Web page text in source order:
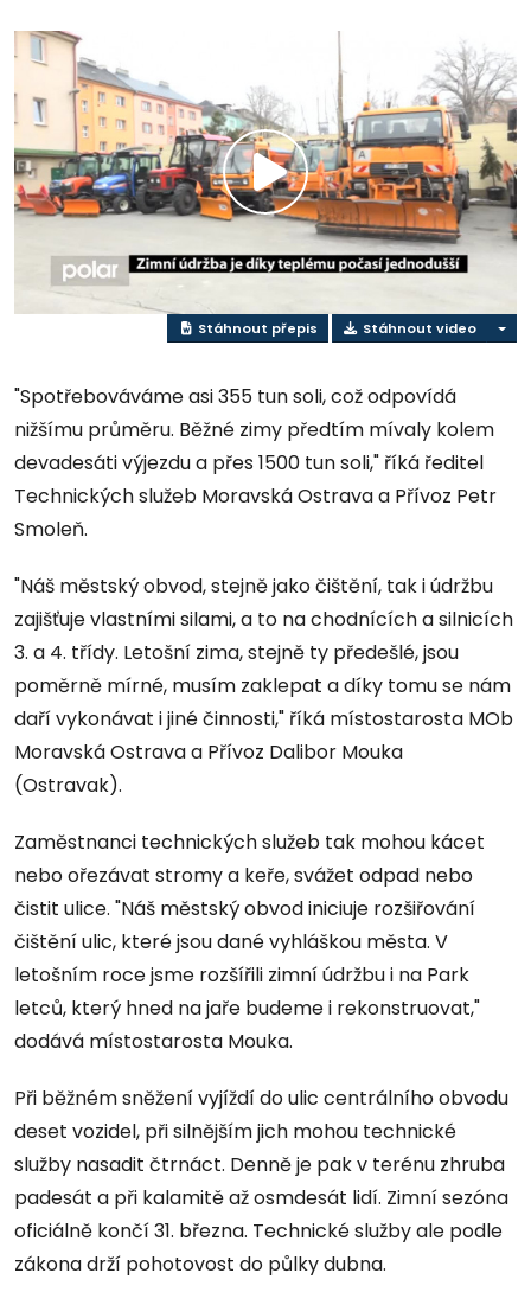
Přehrát
video
Stáhnout přepis Stáhnout video
"Spotřebováváme asi 355 tun soli, což odpovídá
nižšímu průměru. Běžné zimy předtím mívaly kolem
devadesáti výjezdu a přes 1500 tun soli," říká ředitel
Technických služeb Moravská Ostrava a Přívoz Petr
Smoleň.
"Náš městský obvod, stejně jako čištění, tak i údržbu
zajišťuje vlastními silami, a to na chodnících a silnicích
3. a 4. třídy. Letošní zima, stejně ty předešlé, jsou
poměrně mírné, musím zaklepat a díky tomu se nám
daří vykonávat i jiné činnosti," říká místostarosta MOb
Moravská Ostrava a Přívoz Dalibor Mouka
(Ostravak).
Zaměstnanci technických služeb tak mohou kácet
nebo ořezávat stromy a keře, svážet odpad nebo
čistit ulice. "Náš městský obvod iniciuje rozšiřování
čištění ulic, které jsou dané vyhláškou města. V
letošním roce jsme rozšířili zimní údržbu i na Park
letců, který hned na jaře budeme i rekonstruovat,"
dodává místostarosta Mouka.
Při běžném sněžení vyjíždí do ulic centrálního obvodu
deset vozidel, při silnějším jich mohou technické
služby nasadit čtrnáct. Denně je pak v terénu zhruba
padesát a při kalamitě až osmdesát lidí. Zimní sezóna
oficiálně končí 31. března. Technické služby ale podle
zákona drží pohotovost do půlky dubna.